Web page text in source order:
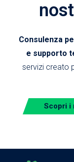
Consulenza
e supporto
servizi creato
Scopri i